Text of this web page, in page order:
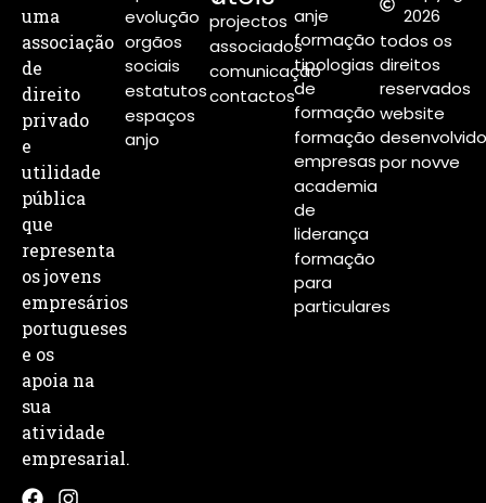
uma
associação
de
direito
privado
e
utilidade
pública
que
representa
os jovens
empresários
portugueses
e os
apoia na
sua
atividade
empresarial.
evolução
orgãos
sociais
estatutos
espaços
anjo
projectos
associados
comunicação
contactos
anje
formação
tipologias
de
formação
formação
empresas
academia
de
liderança
formação
para
particulares
2026
todos os
direitos
reservados
website
desenvolvido
por novve